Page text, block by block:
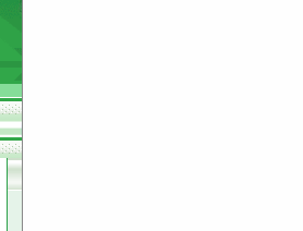
Скачать программы